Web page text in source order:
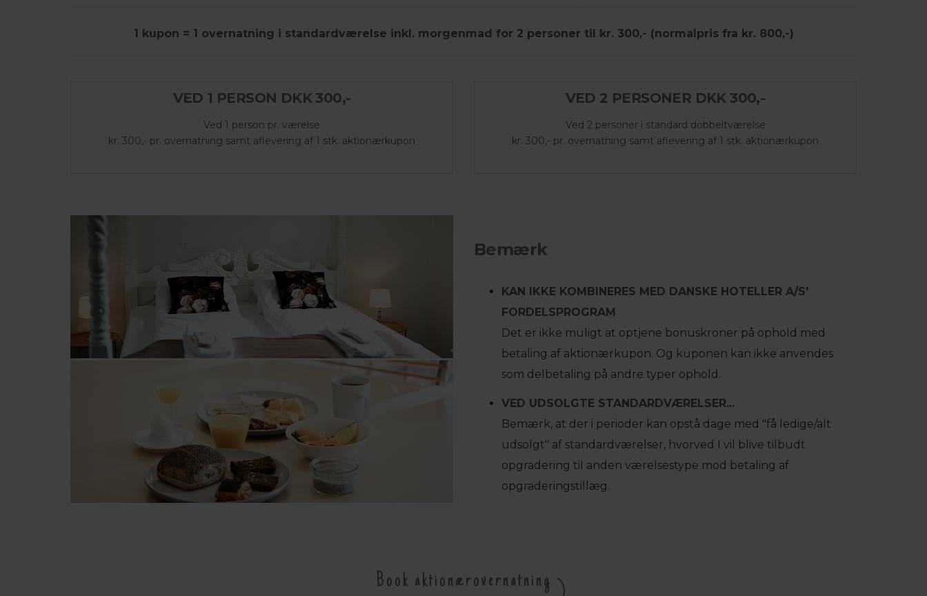
1 kupon = 1 overnatning i standardværelse inkl. morgenmad for 2 personer til kr. 300,- (normalpris fra kr. 800,-)
VED 1 PERSON DKK 300,-
Ved 1 person pr. værelse
kr. 300,- pr. overnatning samt aflevering af 1 stk. aktionærkupon
VED 2 PERSONER DKK 300,-
Ved 2 personer i standard dobbeltværelse
kr. 300,- pr. overnatning samt aflevering af 1 stk. aktionærkupon
Bemærk
KAN IKKE KOMBINERES MED DANSKE HOTELLER A/S'
FORDELSPROGRAM
Det er ikke muligt at optjene bonuskroner på ophold med
betaling af aktionærkupon. Og kuponen kan ikke anvendes
som delbetaling på andre typer ophold.
VED UDSOLGTE STANDARDVÆRELSER...
Bemærk, at der i perioder kan opstå dage med "få ledige/alt
udsolgt" af standardværelser, hvorved I vil blive tilbudt
opgradering til anden værelsestype mod betaling af
opgraderingstillæg.
Book aktionærovernatning